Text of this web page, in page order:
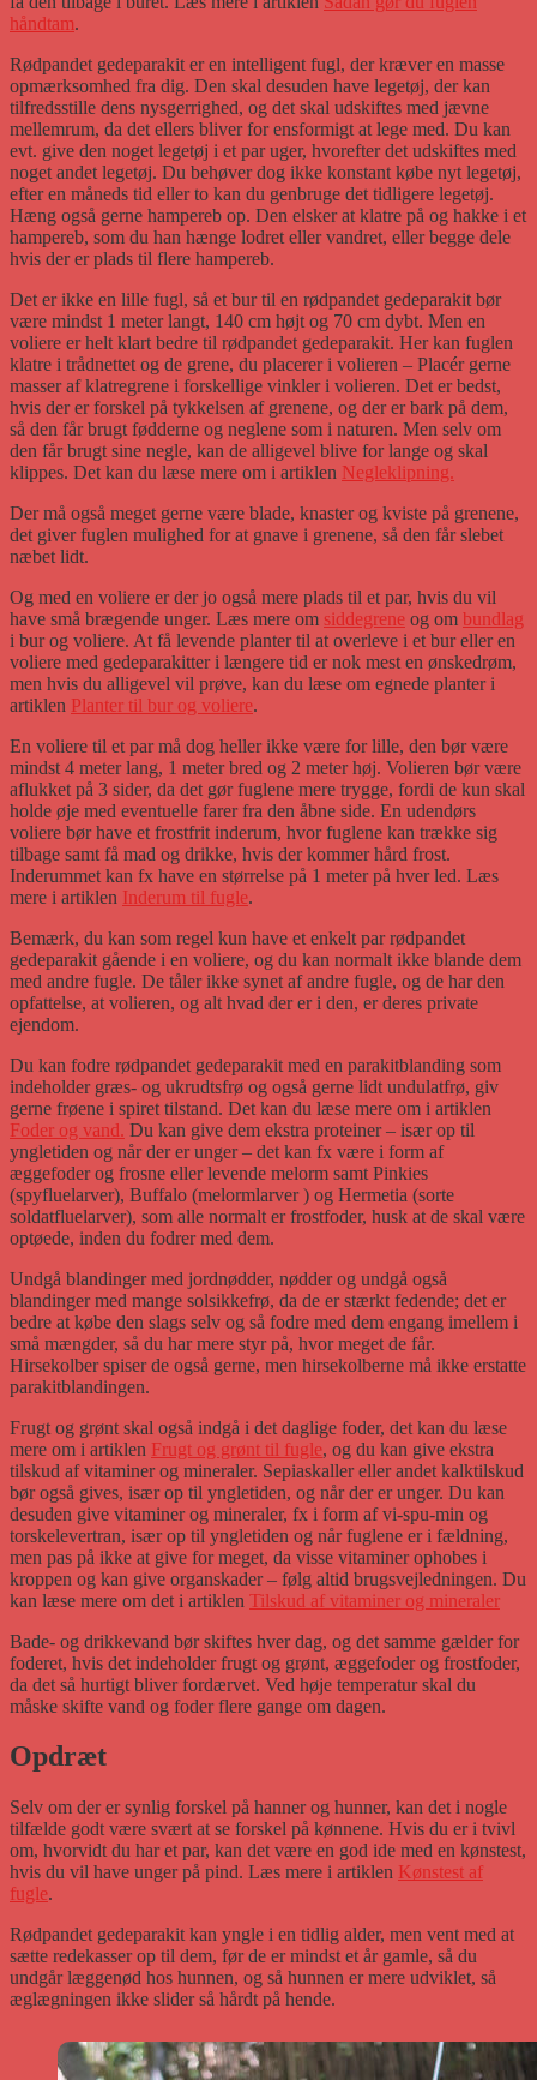
håndtam.
Rødpandet gedeparakit er en intelligent fugl, der kræver en masse
opmærksomhed fra dig. Den skal desuden have legetøj, der kan
tilfredsstille dens nysgerrighed, og det skal udskiftes med jævne
mellemrum, da det ellers bliver for ensformigt at lege med. Du kan
evt. give den noget legetøj i et par uger, hvorefter det udskiftes med
noget andet legetøj. Du behøver dog ikke konstant købe nyt legetøj,
efter en måneds tid eller to kan du genbruge det tidligere legetøj.
Hæng også gerne hampereb op. Den elsker at klatre på og hakke i et
hampereb, som du han hænge lodret eller vandret, eller begge dele
hvis der er plads til flere hampereb.
Det er ikke en lille fugl, så et bur til en rødpandet gedeparakit bør
være mindst 1 meter langt, 140 cm højt og 70 cm dybt. Men en
voliere er helt klart bedre til rødpandet gedeparakit. Her kan fuglen
klatre i trådnettet og de grene, du placerer i volieren – Placér gerne
masser af klatregrene i forskellige vinkler i volieren. Det er bedst,
hvis der er forskel på tykkelsen af grenene, og der er bark på dem,
så den får brugt fødderne og neglene som i naturen. Men selv om
den får brugt sine negle, kan de alligevel blive for lange og skal
klippes. Det kan du læse mere om i artiklen Negleklipning.
Der må også meget gerne være blade, knaster og kviste på grenene,
det giver fuglen mulighed for at gnave i grenene, så den får slebet
næbet lidt.
Og med en voliere er der jo også mere plads til et par, hvis du vil
have små brægende unger. Læs mere om siddegrene og om bundlag
i bur og voliere. At få levende planter til at overleve i et bur eller en
voliere med gedeparakitter i længere tid er nok mest en ønskedrøm,
men hvis du alligevel vil prøve, kan du læse om egnede planter i
artiklen Planter til bur og voliere.
En voliere til et par må dog heller ikke være for lille, den bør være
mindst 4 meter lang, 1 meter bred og 2 meter høj. Volieren bør være
aflukket på 3 sider, da det gør fuglene mere trygge, fordi de kun skal
holde øje med eventuelle farer fra den åbne side. En udendørs
voliere bør have et frostfrit inderum, hvor fuglene kan trække sig
tilbage samt få mad og drikke, hvis der kommer hård frost.
Inderummet kan fx have en størrelse på 1 meter på hver led. Læs
mere i artiklen Inderum til fugle.
Bemærk, du kan som regel kun have et enkelt par rødpandet
gedeparakit gående i en voliere, og du kan normalt ikke blande dem
med andre fugle. De tåler ikke synet af andre fugle, og de har den
opfattelse, at volieren, og alt hvad der er i den, er deres private
ejendom.
Du kan fodre rødpandet gedeparakit med en parakitblanding som
indeholder græs- og ukrudtsfrø og også gerne lidt undulatfrø, giv
gerne frøene i spiret tilstand. Det kan du læse mere om i artiklen
Foder og vand. Du kan give dem ekstra proteiner – især op til
yngletiden og når der er unger – det kan fx være i form af
æggefoder og frosne eller levende melorm samt Pinkies
(spyfluelarver), Buffalo (melormlarver ) og Hermetia (sorte
soldatfluelarver), som alle normalt er frostfoder, husk at de skal være
optøede, inden du fodrer med dem.
Undgå blandinger med jordnødder, nødder og undgå også
blandinger med mange solsikkefrø, da de er stærkt fedende; det er
bedre at købe den slags selv og så fodre med dem engang imellem i
små mængder, så du har mere styr på, hvor meget de får.
Hirsekolber spiser de også gerne, men hirsekolberne må ikke erstatte
parakitblandingen.
Frugt og grønt skal også indgå i det daglige foder, det kan du læse
mere om i artiklen Frugt og grønt til fugle, og du kan give ekstra
tilskud af vitaminer og mineraler. Sepiaskaller eller andet kalktilskud
bør også gives, især op til yngletiden, og når der er unger. Du kan
desuden give vitaminer og mineraler, fx i form af vi-spu-min og
torskelevertran, især op til yngletiden og når fuglene er i fældning,
men pas på ikke at give for meget, da visse vitaminer ophobes i
kroppen og kan give organskader – følg altid brugsvejledningen. Du
kan læse mere om det i artiklen Tilskud af vitaminer og mineraler
Bade- og drikkevand bør skiftes hver dag, og det samme gælder for
foderet, hvis det indeholder frugt og grønt, æggefoder og frostfoder,
da det så hurtigt bliver fordærvet. Ved høje temperatur skal du
måske skifte vand og foder flere gange om dagen.
Opdræt
Selv om der er synlig forskel på hanner og hunner, kan det i nogle
tilfælde godt være svært at se forskel på kønnene. Hvis du er i tvivl
om, hvorvidt du har et par, kan det være en god ide med en kønstest,
hvis du vil have unger på pind. Læs mere i artiklen Kønstest af
fugle.
Rødpandet gedeparakit kan yngle i en tidlig alder, men vent med at
sætte redekasser op til dem, før de er mindst et år gamle, så du
undgår læggenød hos hunnen, og så hunnen er mere udviklet, så
æglægningen ikke slider så hårdt på hende.